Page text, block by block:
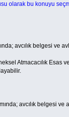
olarak bu konuyu
avcılık belgesi ve
Atmacacılık Esas
avcılık belgesi